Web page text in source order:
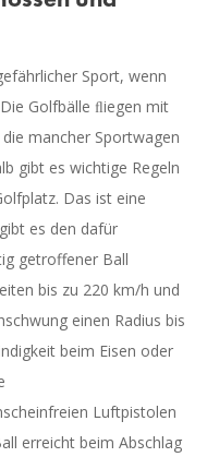
Sport, wenn
Golfbälle ﬂiegen mit
mancher Sportwagen
gibt es wichtige Regeln
Das ist eine
es den dafür
getroffener Ball
bis zu 220 km/h und
einen Radius bis
beim Eisen oder
Luftpistolen
erreicht beim Abschlag